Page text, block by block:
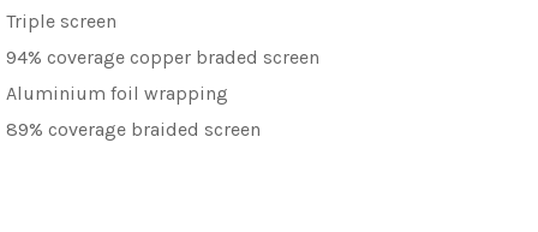
Triple screen
94% coverage copper braded screen
Aluminium foil wrapping
89% coverage braided screen